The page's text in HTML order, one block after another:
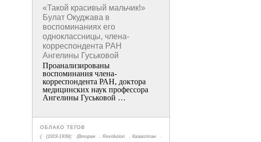
«Такой красивый мальчик!»
Булат Окуджава в
воспоминаниях его
одноклассницы, члена-
корреспондента РАН
Ангелины Гуськовой
Проанализированы
воспоминания члена­
корреспондента РАН, доктора
медицинских наук профессора
Ангелины Гуськовой …
ОБЛАКО ТЕГОВ
( (1919-1939); (Вторая . Revolution . Казахстан
.